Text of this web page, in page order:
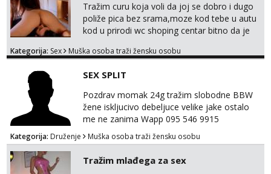
Tražim curu koja voli da joj se dobro i dugo
poliže pica bez srama,moze kod tebe u autu
kod u prirodi wc shoping centar bitno da je
jer nisam solo. Zgodan sam i diskretan,sliku
za brz dogovor Kontakt 0958759047
Kategorija: Sex Muška osoba traži žensku osobu
SEX SPLIT
Pozdrav momak 24g tražim slobodne BBW
žene iskljucivo debeljuce velike jake ostalo
me ne zanima Wapp 095 546 9915
Kategorija: Druženje Muška osoba traži žensku osobu
Tražim mlađega za sex